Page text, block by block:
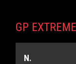
GP
N.